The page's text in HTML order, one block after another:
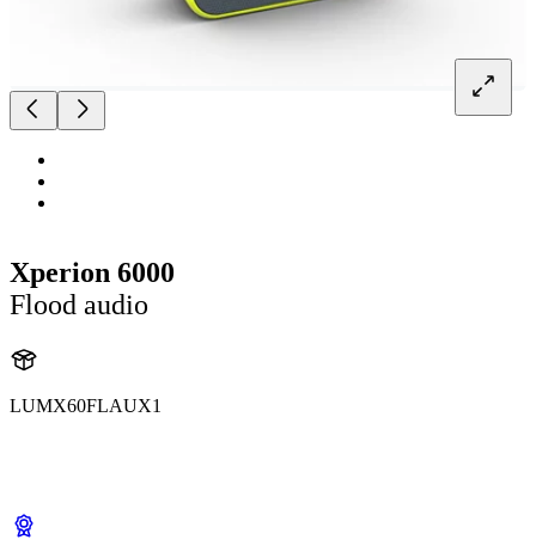
Xperion 6000
Flood audio
LUMX60FLAUX1